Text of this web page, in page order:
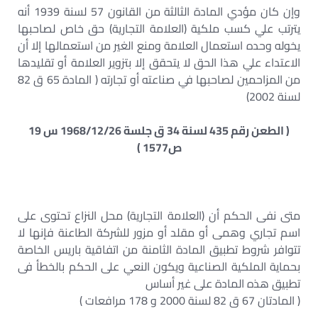
وإن كان مؤدي المادة الثالثة من القانون 57 لسنة 1939 أنه
يترتب علي كسب ملكية (العلامة التجارية) حق خاص لصاحبها
يخوله وحده استعمال العلامة ومنع الغير من استعمالها إلا أن
الاعتداء علي هذا الحق لا يتحقق إلا بتزوير العلامة أو تقليدها
من المزاحمين لصاحبها في صناعته أو تجارته ( المادة 65 ق 82
لسنة 2002)
( الطعن رقم 435 لسنة 34 ق جلسة 1968/12/26 س 19
ص1577 )
متى نفى الحكم أن (العلامة التجارية) محل النزاع تحتوى على
اسم تجاري وهمى أو مقلد أو مزور للشركة الطاعنة فإنها لا
تتوافر شروط تطبيق المادة الثامنة من اتفاقية باريس الخاصة
بحماية الملكية الصناعية ويكون النعي على الحكم بالخطأ فى
تطبيق هذه المادة على غير أساس
( المادتان 67 ق 82 لسنة 2000 و 178 مرافعات )